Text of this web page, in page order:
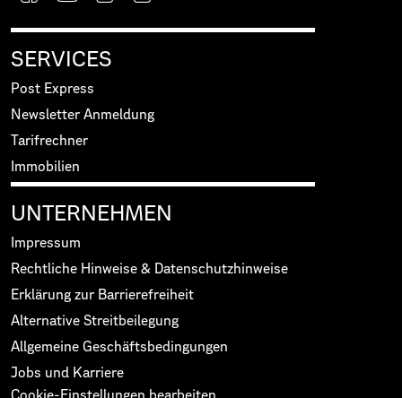
SERVICES
Post Express
Newsletter Anmeldung
Tarifrechner
Immobilien
UNTERNEHMEN
Impressum
Rechtliche Hinweise & Datenschutzhinweise
Erklärung zur Barrierefreiheit
Alternative Streitbeilegung
Allgemeine Geschäftsbedingungen
Jobs und Karriere